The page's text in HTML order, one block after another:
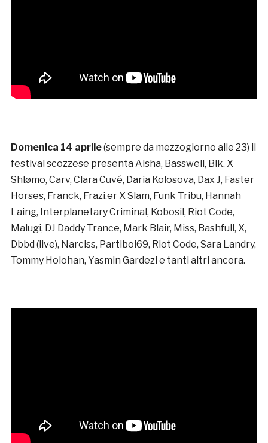
Domenica 14 aprile(sempre da mezzogiorno alle 23) il
festival scozzese presenta Aisha, Basswell, Blk. X
Shlømo, Carv, Clara Cuvé, Daria Kolosova, Dax J, Faster
Horses, Franck, Frazi.er X Slam, Funk Tribu, Hannah
Laing, Interplanetary Criminal, Kobosil, Riot Code,
Malugi, DJ Daddy Trance, Mark Blair, Miss, Bashfull, X,
Dbbd (live), Narciss, Partiboi69, Riot Code, Sara Landry,
Tommy Holohan, Yasmin Gardezi e tanti altri ancora.